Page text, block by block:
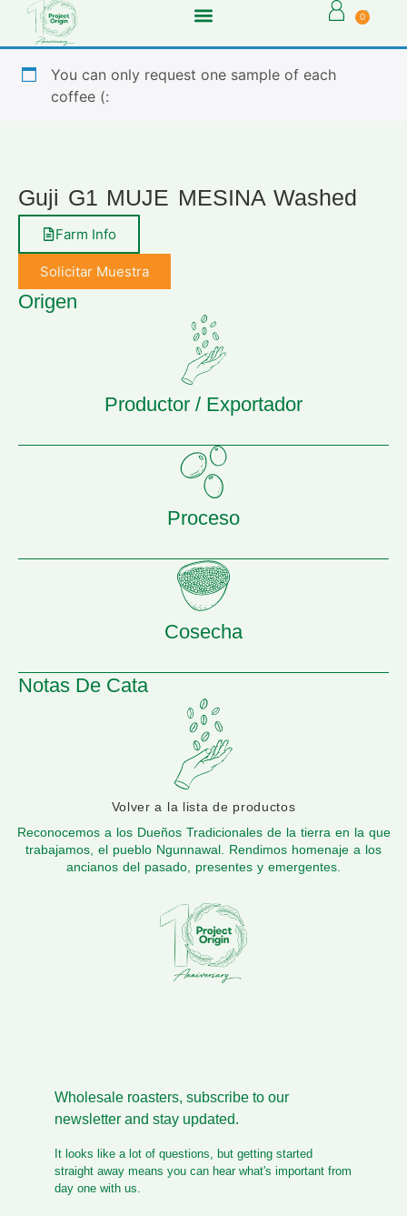
0
You can only request one sample of each
coffee (:
Guji G1 MUJE MESINA Washed
Farm Info
Solicitar Muestra
Origen
Productor / Exportador
Proceso
Cosecha
Notas De Cata
Volver a la lista de productos
Reconocemos a los Dueños Tradicionales de la tierra en la que
trabajamos, el pueblo Ngunnawal. Rendimos homenaje a los
ancianos del pasado, presentes y emergentes.